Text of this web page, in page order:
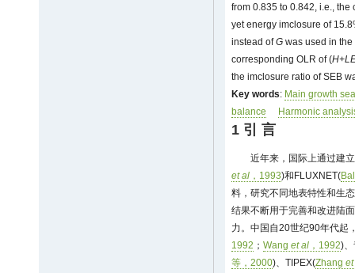
from 0.835 to 0.842, i.e.,
yet energy imclosure of
instead ofG was used in
corresponding OLR of (
the imclosure ratio of SEB
Key words: Main growth
balance
Harmonic
1 引 言
近年来，国际上通过建
et al ，1993)和FLUXNET(
料，研究不同地表特性和生
结果不断用于完善和改进陆
力。中国自20世纪90年代起
1992 ； Wang et al ，1992)
等，2000)、TIPEX(Zhang